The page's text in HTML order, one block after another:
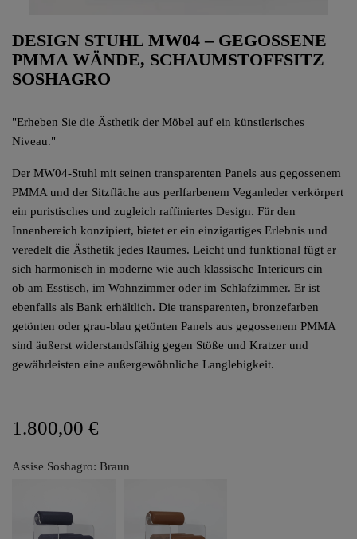
DESIGN STUHL MW04 – GEGOSSENE
PMMA WÄNDE, SCHAUMSTOFFSITZ
SOSHAGRO
"Erheben Sie die Ästhetik der Möbel auf ein künstlerisches
Niveau."
Der MW04-Stuhl mit seinen transparenten Panels aus gegossenem
PMMA und der Sitzfläche aus perlfarbenem Veganleder verkörpert
ein puristisches und zugleich raffiniertes Design. Für den
Innenbereich konzipiert, bietet er ein einzigartiges Erlebnis und
veredelt die Ästhetik jedes Raumes. Leicht und funktional fügt er
sich harmonisch in moderne wie auch klassische Interieurs ein –
ob am Esstisch, im Wohnzimmer oder im Schlafzimmer. Er ist
ebenfalls als Bank erhältlich. Die transparenten, bronzefarben
getönten oder grau-blau getönten Panels aus gegossenem PMMA
sind äußerst widerstandsfähig gegen Stöße und Kratzer und
gewährleisten eine außergewöhnliche Langlebigkeit.
1.800,00 €
Assise Soshagro: Braun